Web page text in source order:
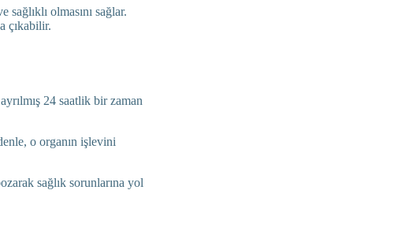
olmasını sağlar.
çıkabilir.
24 saatlik bir zaman
o organın işlevini
sağlık sorunlarına yol